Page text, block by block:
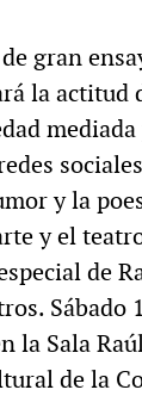
gran
la actitud
y la
y el
de
Sábado
la Sala
de la